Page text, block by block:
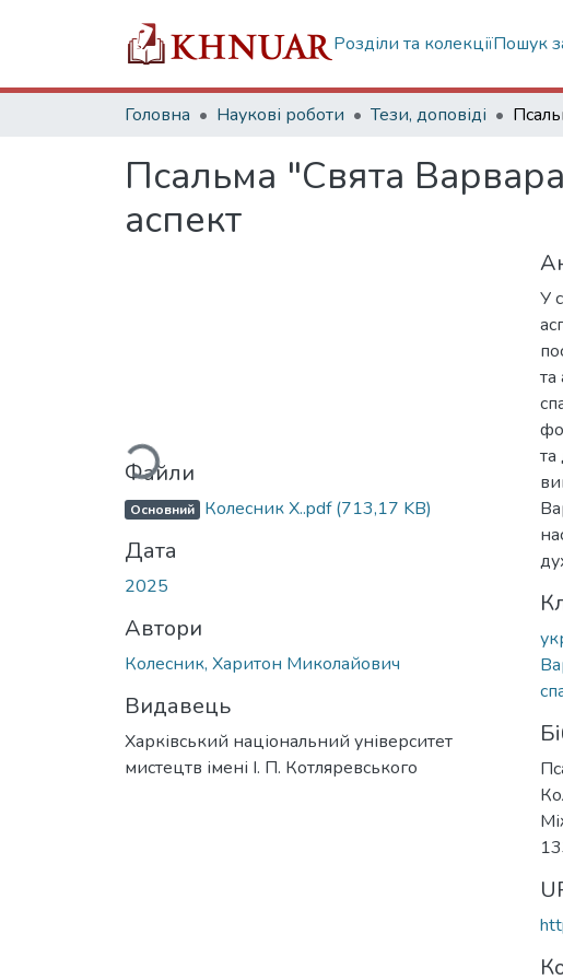
Розділи та колекціїПошук
Головна Наукові роботи Тези, доповіді
Псальма "Свята
аспект
Вантажиться...
Файли
Основний Колесник Х..pdf(713,17 KB)
Дата
2025
Автори
Колесник, Харитон Миколайович
Видавець
Харківський національний університет
мистецтв імені І. П. Котляревського
У
та
та